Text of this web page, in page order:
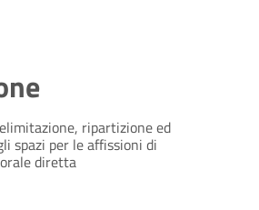
ripartizione ed
spazi per le affissioni di
diretta